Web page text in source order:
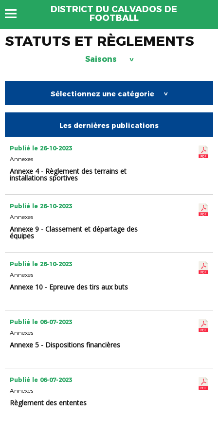
DISTRICT DU CALVADOS DE
FOOTBALL
STATUTS ET RÈGLEMENTS
Saisons >
Sélectionnez une catégorie >
Les dernières publications
Publié le 26-10-2023
Annexes
Annexe 4 - Règlement des terrains et
installations sportives
Publié le 26-10-2023
Annexes
Annexe 9 - Classement et départage des
équipes
Publié le 26-10-2023
Annexes
Annexe 10 - Epreuve des tirs aux buts
Publié le 06-07-2023
Annexes
Annexe 5 - Dispositions financières
Publié le 06-07-2023
Annexes
Règlement des ententes